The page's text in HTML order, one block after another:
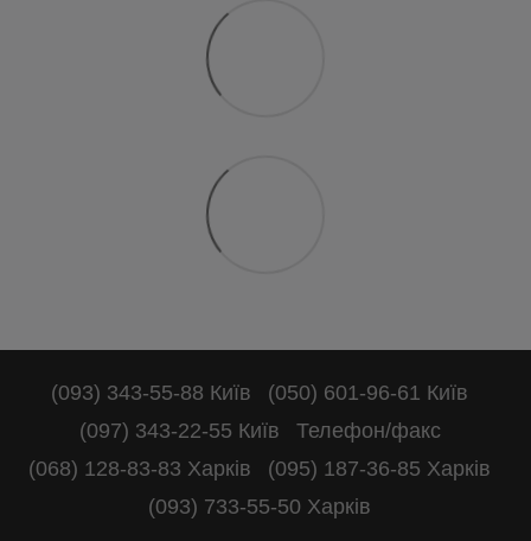
(093) 343-55-88 Київ
(050) 601-96-61 Київ
(097) 343-22-55 Київ
Телефон/факс
(068) 128-83-83 Харків
(095) 187-36-85 Харків
(093) 733-55-50 Харків